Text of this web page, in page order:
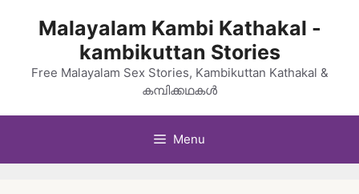
Malayalam Kambi Kathakal -
kambikuttan Stories
Free Malayalam Sex Stories, Kambikuttan Kathakal &
കമ്പിക്കഥകൾ
Menu